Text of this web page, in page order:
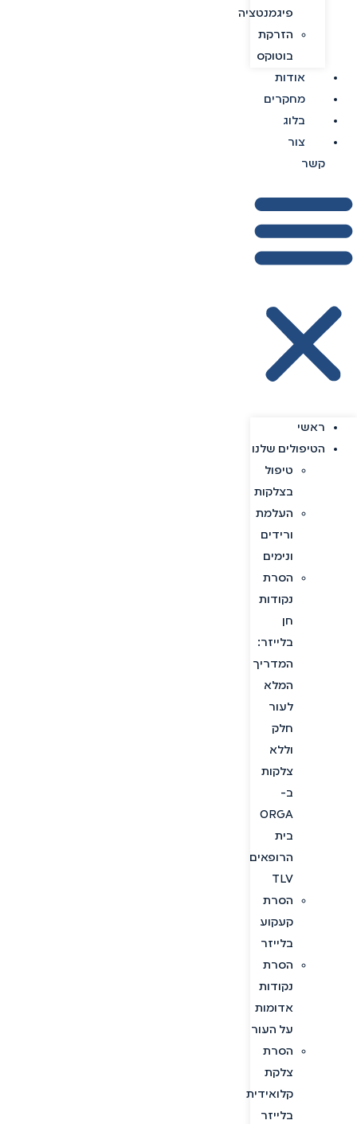
פיגמנטציה
הזרקת
בוטוקס
אודות
מחקרים
בלוג
צור
קשר
ראשי
הטיפולים שלנו
טיפול
בצלקות
העלמת
ורידים
ונימים
הסרת
נקודות
חן
בלייזר:
המדריך
המלא
לעור
חלק
וללא
צלקות
ב-
ORGA
בית
הרופאים
TLV
הסרת
קעקוע
בלייזר
הסרת
נקודות
אדומות
על העור
הסרת
צלקת
קלואידית
בלייזר